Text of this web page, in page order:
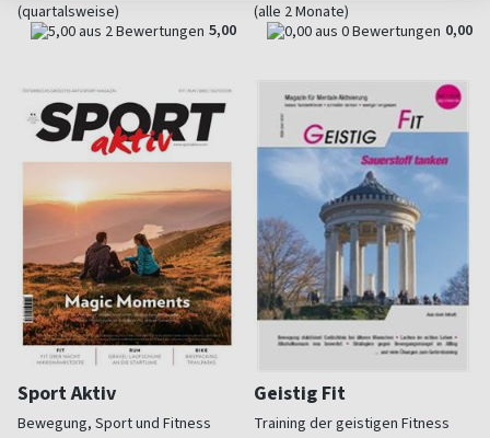
(quartalsweise)
5,00
(alle 2 Monate)
0,00
Sport Aktiv
Bewegung, Sport und Fitness
Geistig Fit
Training der geistigen Fitness